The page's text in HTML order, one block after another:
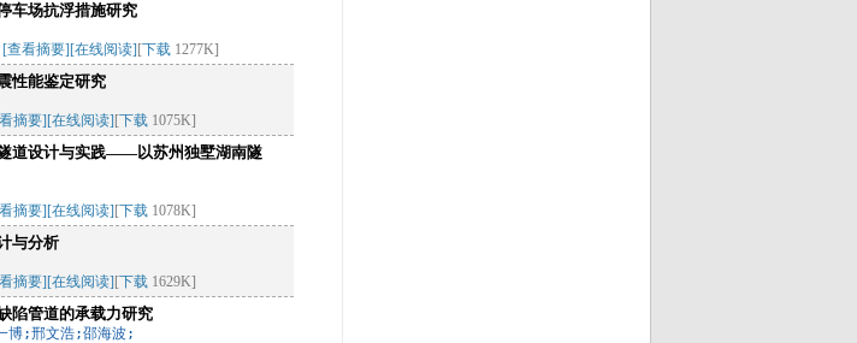
车场抗浮措施研究
[查看摘要][在线阅读] [下载 1277K]
性能鉴定研究
摘要][在线阅读] [下载 1075K]
道设计与实践——以苏州独墅湖南隧
摘要][在线阅读] [下载 1078K]
与分析
摘要][在线阅读] [下载 1629K]
陷管道的承载力研究
博;邢文浩;邵海波;